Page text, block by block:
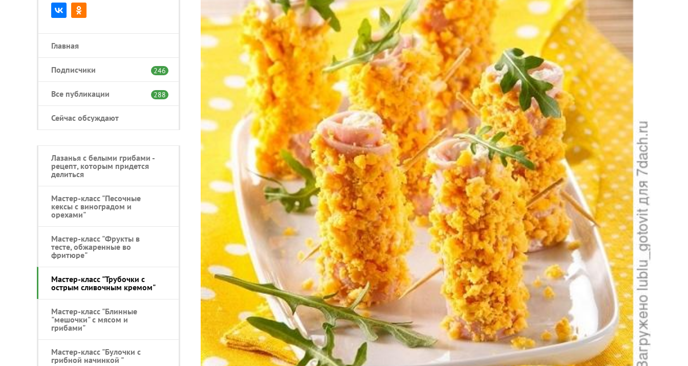
Главная
Подписчики 246
Все публикации 288
Сейчас обсуждают
Лазанья с белыми грибами -
рецепт, которым придется
делиться
Мастер-класс "Песочные
кексы с виноградом и
орехами"
Мастер-класс "Фрукты в
тесте, обжаренные во
фритюре"
Мастер-класс "Трубочки с
острым сливочным кремом"
Мастер-класс "Блинные
"мешочки" с мясом и
грибами"
Мастер-класс "Булочки с
грибной начинкой "